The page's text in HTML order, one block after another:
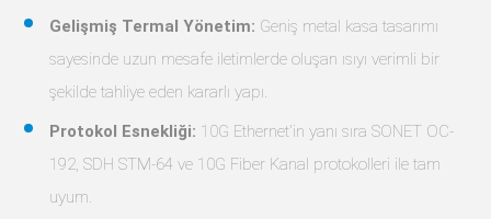
Gelişmiş Termal Yönetim: Geniş metal kasa tasarımı
sayesinde uzun mesafe iletimlerde oluşan ısıyı verimli bir
şekilde tahliye eden kararlı yapı.
Protokol Esnekliği: 10G Ethernet'in yanı sıra SONET OC-
192, SDH STM-64 ve 10G Fiber Kanal protokolleri ile tam
uyum.